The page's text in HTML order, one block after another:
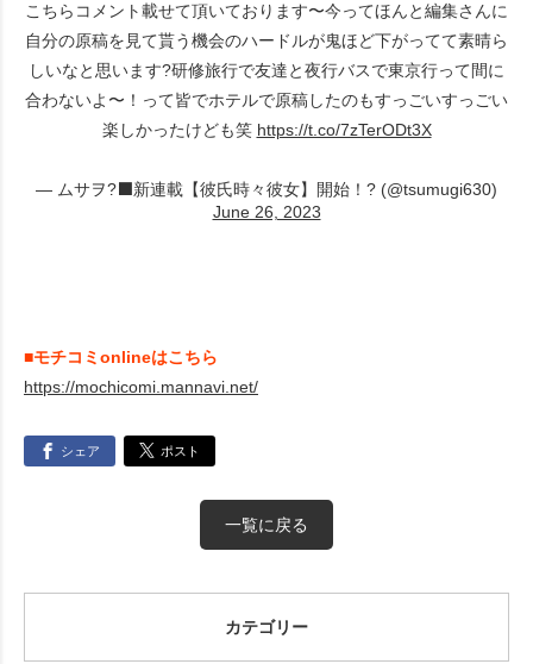
こちらコメント載せて頂いております〜今ってほんと編集さんに
自分の原稿を見て貰う機会のハードルが鬼ほど下がってて素晴ら
しいなと思います?研修旅行で友達と夜行バスで東京行って間に
合わないよ〜！って皆でホテルで原稿したのもすっごいすっごい
楽しかったけども笑 https://t.co/7zTerODt3X
— ムサヲ?‍⬛新連載【彼氏時々彼女】開始！? (@tsumugi630)
June 26, 2023
■モチコミonlineはこちら
https://mochicomi.mannavi.net/
シェア ポスト
一覧に戻る
カテゴリー